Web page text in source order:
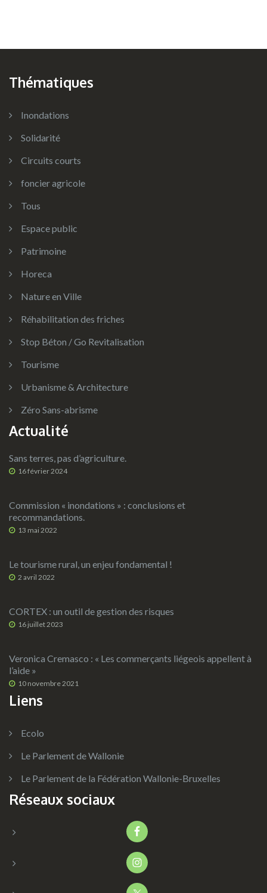
Thématiques
Inondations
Solidarité
Circuits courts
foncier agricole
Tous
Espace public
Patrimoine
Horeca
Nature en Ville
Réhabilitation des friches
Stop Béton / Go Revitalisation
Tourisme
Urbanisme & Architecture
Zéro Sans-abrisme
Actualité
Sans terres, pas d’agriculture.
16 février 2024
Commission « inondations » : conclusions et
recommandations.
13 mai 2022
Le tourisme rural, un enjeu fondamental !
2 avril 2022
CORTEX : un outil de gestion des risques
16 juillet 2023
Veronica Cremasco : « Les commerçants liégeois appellent à
l’aide »
10 novembre 2021
Liens
Ecolo
Le Parlement de Wallonie
Le Parlement de la Fédération Wallonie-Bruxelles
Réseaux sociaux